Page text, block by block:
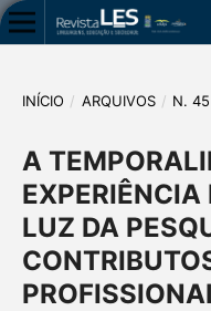
INÍCIO / ARQUIVOS / N.
A
LUZ DA